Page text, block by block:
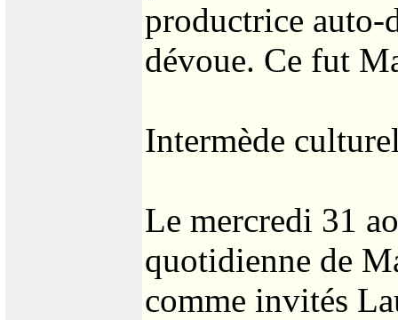
productrice auto-
dévoue. Ce fut
Intermède
Le mercredi 31
quotidienne de
comme invités